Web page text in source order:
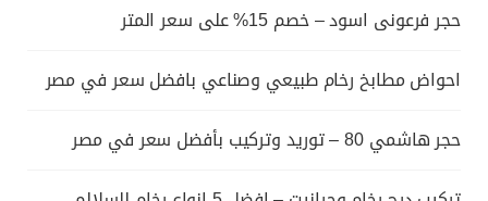
حجر فرعونى اسود – خصم 15% على سعر المتر
احواض مطابخ رخام طبيعي وصناعي بافضل سعر في مصر
حجر هاشمي 80 – توريد وتركيب بأفضل سعر في مصر